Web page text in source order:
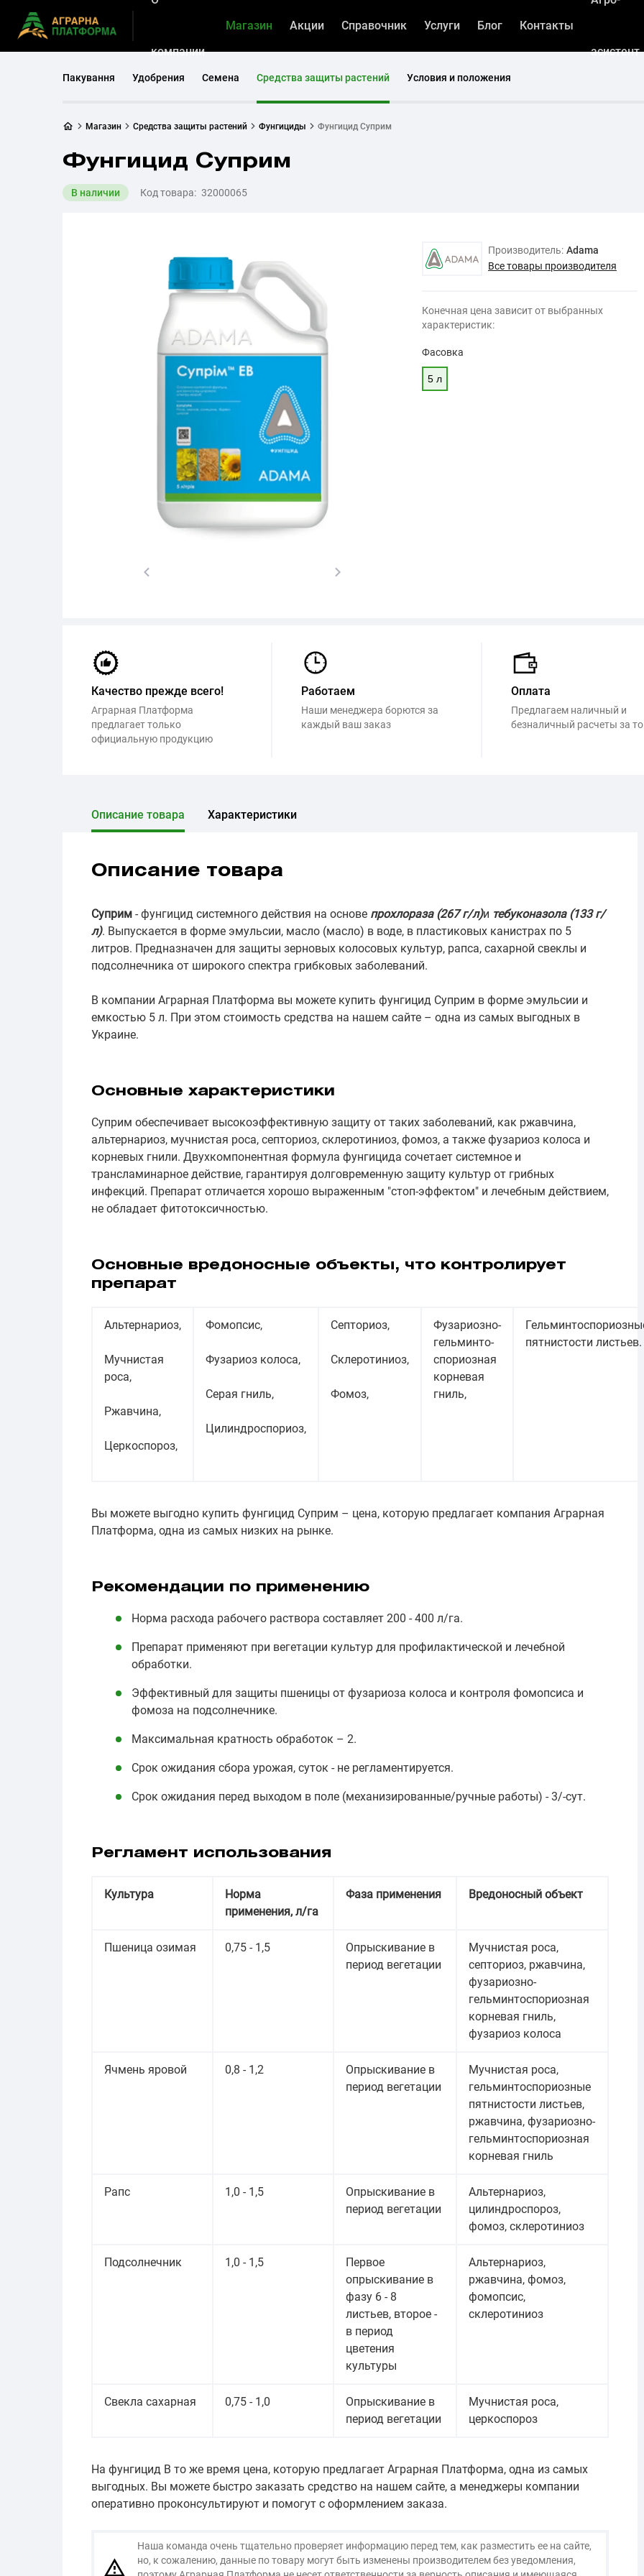
компании
Магазин Акции Справочник Услуги Блог Контакты
асистент
Пакування Удобрения Семена Средства защиты растений Условия и положения
Магазин Средства защиты растений Фунгициды Фунгицид Суприм
Фунгицид Суприм
В наличии Код товара: 32000065
Производитель: Adama
Все товары производителя
Конечная цена зависит от выбранных
характеристик:
Фасовка
5 л
Качество прежде всего!
Аграрная Платформа
предлагает только
официальную продукцию
Работаем
Наши менеджера борются за
каждый ваш заказ
Оплата
Предлагаем наличный и
безналичный расчеты за
Описание товара Характеристики
Описание товара
Суприм - фунгицид системного действия на основе прохлораза (267 г/л)и тебуконазола (133 г/
л). Выпускается в форме эмульсии, масло (масло) в воде, в пластиковых канистрах по 5
литров. Предназначен для защиты зерновых колосовых культур, рапса, сахарной свеклы и
подсолнечника от широкого спектра грибковых заболеваний.
В компании Аграрная Платформа вы можете купить фунгицид Суприм в форме эмульсии и
емкостью 5 л. При этом стоимость средства на нашем сайте – одна из самых выгодных в
Украине.
Основные характеристики
Суприм обеспечивает высокоэффективную защиту от таких заболеваний, как ржавчина,
альтернариоз, мучнистая роса, септориоз, склеротиниоз, фомоз, а также фузариоз колоса и
корневых гнили. Двухкомпонентная формула фунгицида сочетает системное и
трансламинарное действие, гарантируя долговременную защиту культур от грибных
инфекций. Препарат отличается хорошо выраженным "стоп-эффектом" и лечебным действием,
не обладает фитотоксичностью.
Основные вредоносные объекты, что контролирует
препарат
Альтернариоз,
Мучнистая
роса,
Ржавчина,
Церкоспороз,
Фомопсис,
Фузариоз колоса,
Серая гниль,
Цилиндроспориоз,
Септориоз,
Склеротиниоз,
Фомоз,
Фузариозно-
гельминто-
спориозная
корневая
гниль,
пятнистости листьев.
Вы можете выгодно купить фунгицид Суприм – цена, которую предлагает компания Аграрная
Платформа, одна из самых низких на рынке.
Рекомендации по применению
Норма расхода рабочего раствора составляет 200 - 400 л/га.
Препарат применяют при вегетации культур для профилактической и лечебной
обработки.
Эффективный для защиты пшеницы от фузариоза колоса и контроля фомопсиса и
фомоза на подсолнечнике.
Максимальная кратность обработок – 2.
Срок ожидания сбора урожая, суток - не регламентируется.
Срок ожидания перед выходом в поле (механизированные/ручные работы) - 3/-сут.
Регламент использования
Культура
Норма
применения, л/га
Фаза применения Вредоносный объект
Пшеница озимая 0,75 - 1,5
Опрыскивание в
период вегетации
Мучнистая роса,
септориоз, ржавчина,
фузариозно-
гельминтоспориозная
корневая гниль,
фузариоз колоса
Ячмень яровой 0,8 - 1,2
Опрыскивание в
период вегетации
Мучнистая роса,
гельминтоспориозные
пятнистости листьев,
ржавчина, фузариозно-
гельминтоспориозная
корневая гниль
Рапс 1,0 - 1,5
Опрыскивание в
период вегетации
Альтернариоз,
цилиндроспороз,
фомоз, склеротиниоз
Подсолнечник 1,0 - 1,5
Первое
опрыскивание в
фазу 6 - 8
листьев, второе -
в период
цветения
культуры
Альтернариоз,
ржавчина, фомоз,
фомопсис,
склеротиниоз
Свекла сахарная 0,75 - 1,0
Опрыскивание в
период вегетации
Мучнистая роса,
церкоспороз
На фунгицид В то же время цена, которую предлагает Аграрная Платформа, одна из самых
выгодных. Вы можете быстро заказать средство на нашем сайте, а менеджеры компании
оперативно проконсультируют и помогут с оформлением заказа.
Наша команда очень тщательно проверяет информацию перед тем, как разместить ее на сайте,
но, к сожалению, данные по товару могут быть изменены производителем без уведомления,